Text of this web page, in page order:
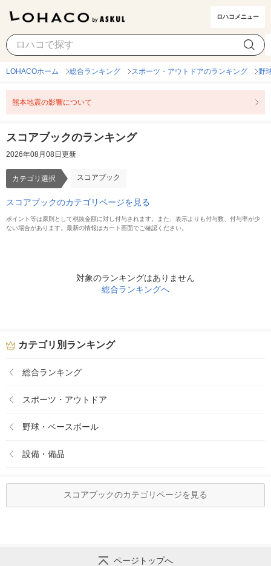
ロハコメニュー
スコアブック カテゴリ選択
LOHACOホーム 総合ランキング スポーツ・アウトドアのランキング 野
熊本地震の影響について
スコアブックのランキング
2026年08月08日更新
カテゴリ選択 スコアブック
スコアブックのカテゴリページを見る
ポイント等は原則として税抜金額に対し付与されます。また、表示よりも付与数、付与率が少
ない場合があります。最新の情報はカート画面でご確認ください。
対象のランキングはありません
総合ランキングへ
カテゴリ別ランキング
総合ランキング
スポーツ・アウトドア
野球・ベースボール
設備・備品
スコアブックのカテゴリページを見る
ページトップへ